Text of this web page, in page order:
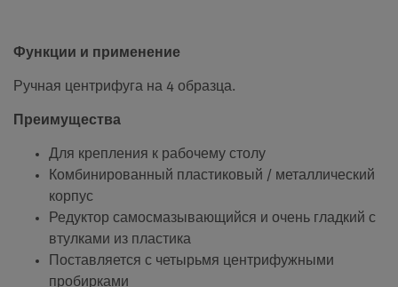
Функции и применение
Ручная центрифуга на 4 образца.
Преимущества
Для крепления к рабочему столу
Комбинированный пластиковый / металлический
корпус
Редуктор самосмазывающийся и очень гладкий с
втулками из пластика
Поставляется с четырьмя центрифужными
пробирками